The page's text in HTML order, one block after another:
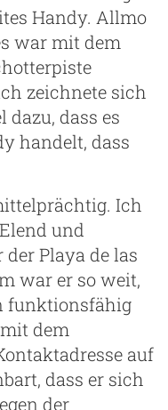
Handy. Allmo
war mit dem
zeichnete sich
dazu, dass es
handelt, dass
Ich
und
Playa de las
war er so weit,
funktionsfähig
dem
auf
dass er sich
der